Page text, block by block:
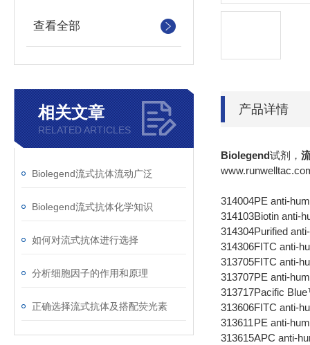
查看全部
相关文章
RELATED ARTICLES
Biolegend流式抗体流动广泛
Biolegend流式抗体化学知识
如何对流式抗体进行选择
分析细胞因子的作用和原理
正确选择流式抗体及搭配荧光素
产品详情
Biolegend试剂，
314004PE anti-
314103Biotin anti-
314304Purified
314306FITC anti-
313705FITC anti-
313707PE anti-
313717Pacific
313606FITC anti-
313611PE anti-
313615APC anti-